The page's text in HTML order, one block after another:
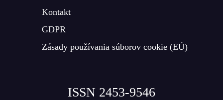
Kontakt
GDPR
Zásady používania súborov cookie (EÚ)
ISSN 2453-9546